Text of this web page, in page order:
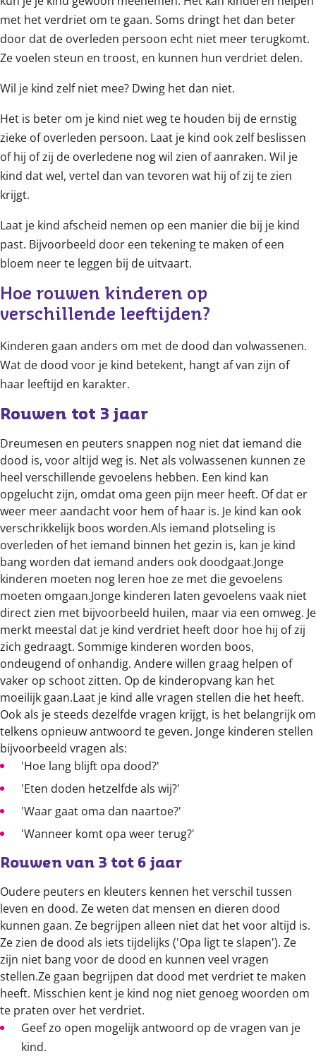
met het verdriet om te gaan. Soms dringt het dan beter
door dat de overleden persoon echt niet meer terugkomt.
Ze voelen steun en troost, en kunnen hun verdriet delen.
Wil je kind zelf niet mee? Dwing het dan niet.
Het is beter om je kind niet weg te houden bij de ernstig
zieke of overleden persoon. Laat je kind ook zelf beslissen
of hij of zij de overledene nog wil zien of aanraken. Wil je
kind dat wel, vertel dan van tevoren wat hij of zij te zien
krijgt.
Laat je kind afscheid nemen op een manier die bij je kind
past. Bijvoorbeeld door een tekening te maken of een
bloem neer te leggen bij de uitvaart.
Hoe rouwen kinderen op
verschillende leeftijden?
Kinderen gaan anders om met de dood dan volwassenen.
Wat de dood voor je kind betekent, hangt af van zijn of
haar leeftijd en karakter.
Rouwen tot 3 jaar
Dreumesen en peuters snappen nog niet dat iemand die
dood is, voor altijd weg is. Net als volwassenen kunnen ze
heel verschillende gevoelens hebben. Een kind kan
opgelucht zijn, omdat oma geen pijn meer heeft. Of dat er
weer meer aandacht voor hem of haar is. Je kind kan ook
verschrikkelijk boos worden.Als iemand plotseling is
overleden of het iemand binnen het gezin is, kan je kind
bang worden dat iemand anders ook doodgaat.Jonge
kinderen moeten nog leren hoe ze met die gevoelens
moeten omgaan.Jonge kinderen laten gevoelens vaak niet
direct zien met bijvoorbeeld huilen, maar via een omweg. Je
merkt meestal dat je kind verdriet heeft door hoe hij of zij
zich gedraagt. Sommige kinderen worden boos,
ondeugend of onhandig. Andere willen graag helpen of
vaker op schoot zitten. Op de kinderopvang kan het
moeilijk gaan.Laat je kind alle vragen stellen die het heeft.
Ook als je steeds dezelfde vragen krijgt, is het belangrijk om
telkens opnieuw antwoord te geven. Jonge kinderen stellen
bijvoorbeeld vragen als:
'Hoe lang blijft opa dood?'
'Eten doden hetzelfde als wij?'
'Waar gaat oma dan naartoe?'
'Wanneer komt opa weer terug?'
Rouwen van 3 tot 6 jaar
Oudere peuters en kleuters kennen het verschil tussen
leven en dood. Ze weten dat mensen en dieren dood
kunnen gaan. Ze begrijpen alleen niet dat het voor altijd is.
Ze zien de dood als iets tijdelijks ('Opa ligt te slapen'). Ze
zijn niet bang voor de dood en kunnen veel vragen
stellen.Ze gaan begrijpen dat dood met verdriet te maken
heeft. Misschien kent je kind nog niet genoeg woorden om
te praten over het verdriet.
Geef zo open mogelijk antwoord op de vragen van je
kind.